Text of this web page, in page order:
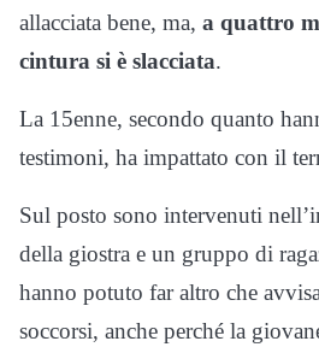
allacciata bene, ma, a quattro
cintura si è slacciata.
La 15enne, secondo quanto
testimoni, ha impattato con il
Sul posto sono intervenuti
della giostra e un gruppo di
hanno potuto far altro che
soccorsi, anche perché la